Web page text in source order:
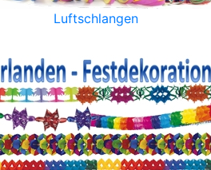
Luftschlangen